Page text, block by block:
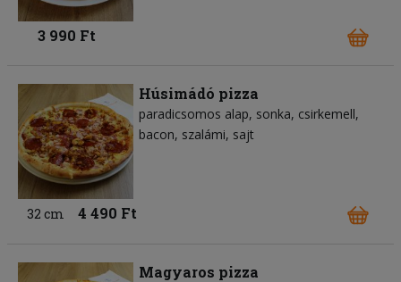
3 990 Ft
Húsimádó pizza
paradicsomos alap sonka csirkemell
bacon szalámi sajt
32 cm 4 490 Ft
Magyaros pizza